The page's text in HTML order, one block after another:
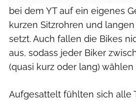
bei dem YT auf ein eigenes
kurzen Sitzrohren und
setzt. Auch fallen die Bikes
aus, sodass jeder Biker
(quasi kurz oder lang) wählen
Aufgesattelt fühlten sich alle